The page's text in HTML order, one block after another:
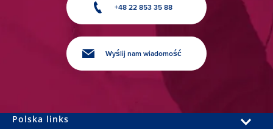
+48 22 853 35 88
Wyślij nam wiadomość
Polska links